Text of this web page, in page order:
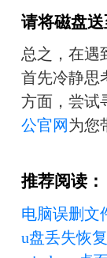
请将磁盘送
总之，在遇
首先冷静思
方面，尝试
公官网为您
推荐阅读：
电脑误删文
u盘丢失恢